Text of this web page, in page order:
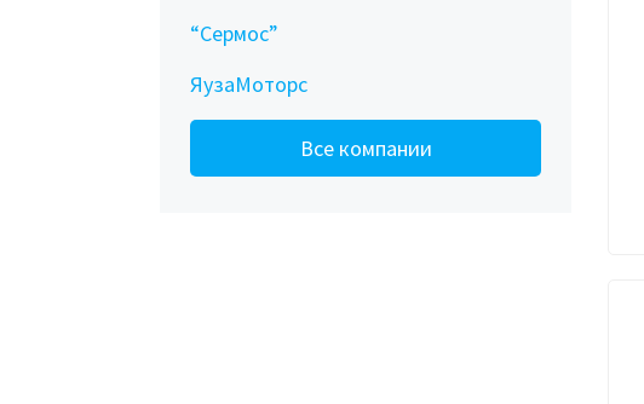
“Сермос”
ЯузаМоторс
Все компании